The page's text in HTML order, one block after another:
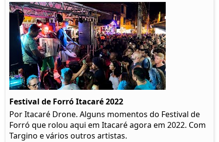
Festival de Forró Itacaré 2022
Por Itacaré Drone. Alguns momentos do Festival de
Forró que rolou aqui em Itacaré agora em 2022. Com
Targino e vários outros artistas.